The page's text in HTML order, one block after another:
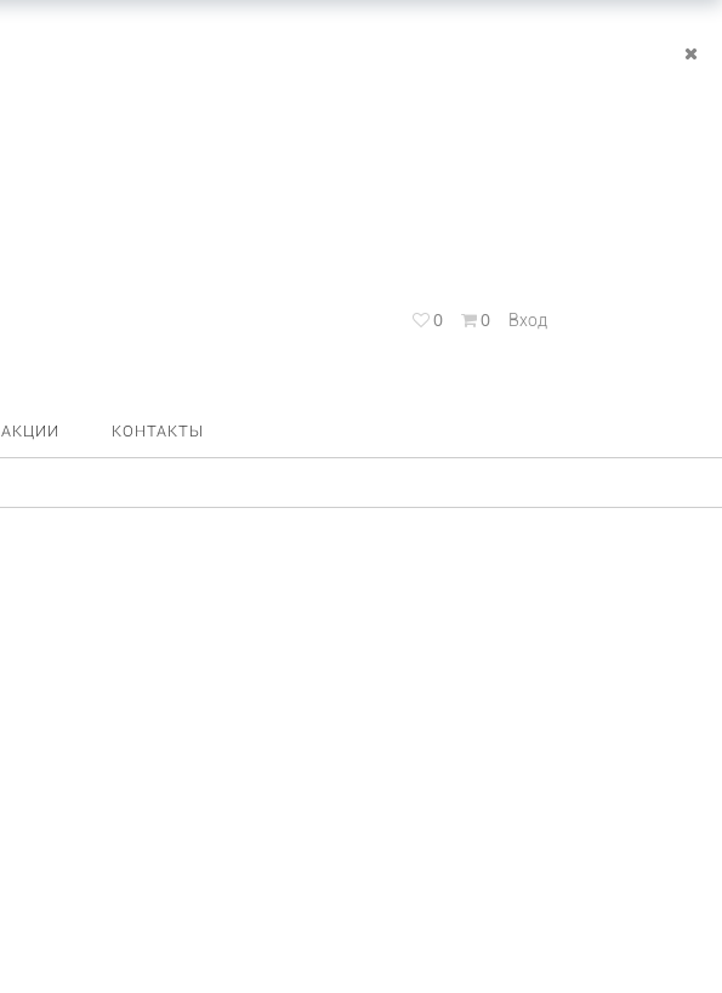
0 0 Вход
АКЦИИ КОНТАКТЫ